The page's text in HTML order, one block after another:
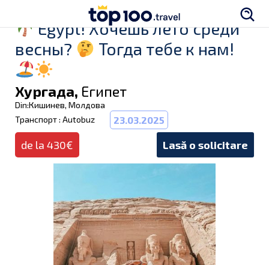
Egypt! Хочешь лето среди
весны?
Тогда тебе к нам!
Хургада, Египет
Din:Кишинев, Молдова
Транспорт : Autobuz
23.03.2025
de la 430€ Lasă o solicitare